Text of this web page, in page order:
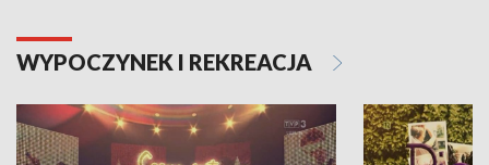
WYPOCZYNEK I REKREACJA